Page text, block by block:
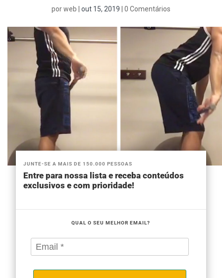
porweb out 15, 2019 0 Comentários
JUNTE-SE A MAIS DE 150.000 PESSOAS
Entre para nossa lista e receba conteúdos
exclusivos e com prioridade!
QUAL O SEU MELHOR EMAIL?